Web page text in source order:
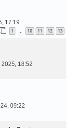
17:19
1 … 10 11 12 13
2025, 18:52
09:22